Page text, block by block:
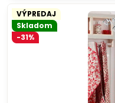
VÝPREDAJ
Skladom
-31%